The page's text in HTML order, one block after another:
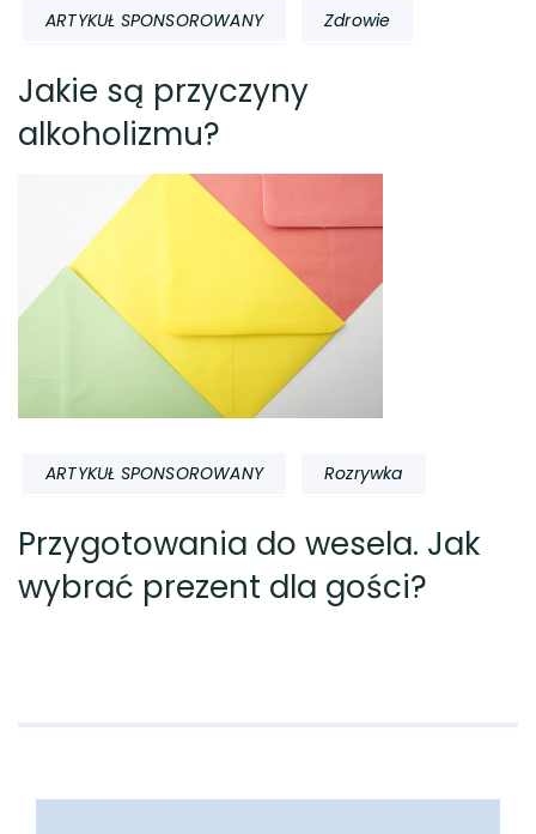
ARTYKUŁ SPONSOROWANY Zdrowie
Jakie są przyczyny
alkoholizmu?
ARTYKUŁ SPONSOROWANY Rozrywka
Przygotowania do wesela. Jak
wybrać prezent dla gości?